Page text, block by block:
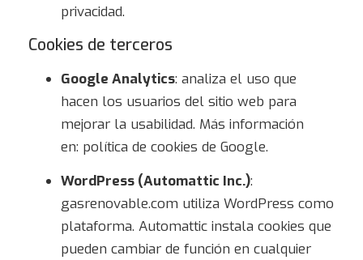
privacidad.
Cookies de terceros
Google Analytics: analiza el uso que
hacen los usuarios del sitio web para
mejorar la usabilidad. Más información
en: política de cookies de Google.
WordPress (Automattic Inc.):
gasrenovable.com utiliza WordPress como
plataforma. Automattic instala cookies que
pueden cambiar de función en cualquier